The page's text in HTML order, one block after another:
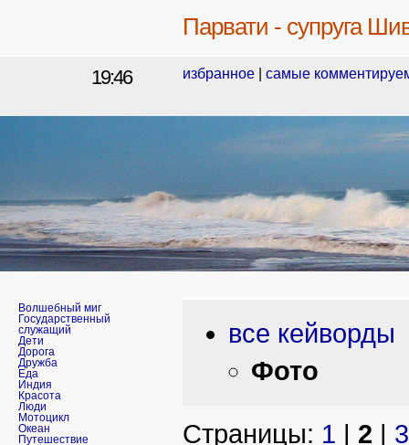
Парвати - супруга
19:46 избранное самые
Волшебный миг
Государственный
служащий
Дети
Дорога
Дружба
Еда
Индия
Красота
Люди
Мотоцикл
Океан
Путешествие
все кейворды
Фото
Страницы: 1 | 2 | 3